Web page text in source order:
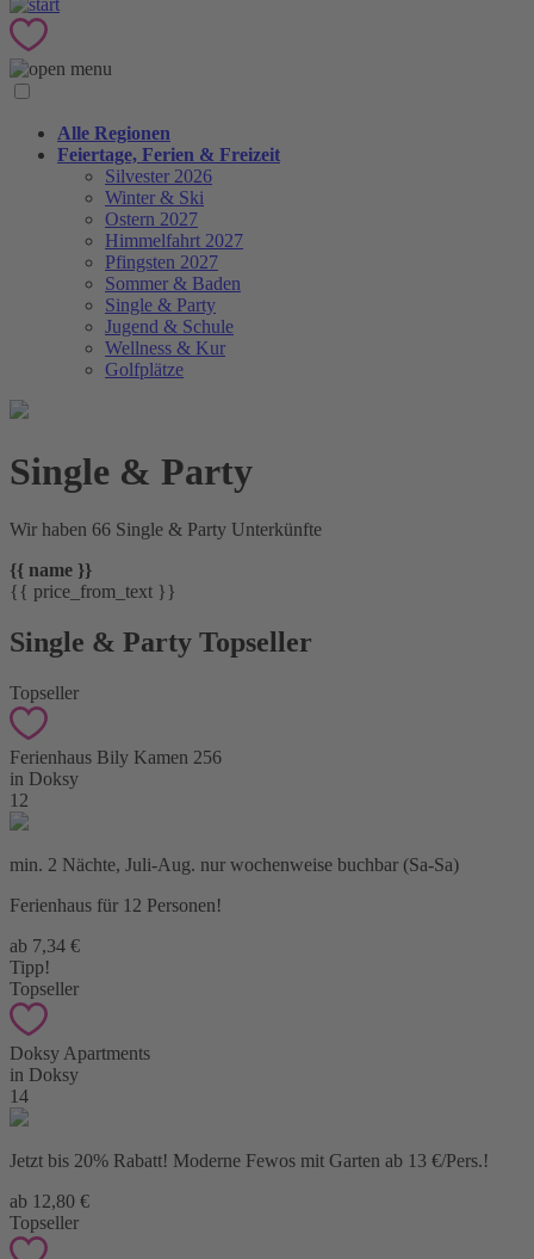
Alle Regionen
Feiertage, Ferien & Freizeit
Silvester 2026
Winter & Ski
Ostern 2027
Himmelfahrt 2027
Pfingsten 2027
Sommer & Baden
Single & Party
Jugend & Schule
Wellness & Kur
Golfplätze
Single & Party
Wir haben 66 Single & Party Unterkünfte
{{ name }}
{{ price_from_text }}
Single & Party Topseller
Topseller
Ferienhaus Bily Kamen 256
in Doksy
12
min. 2 Nächte, Juli-Aug. nur wochenweise buchbar (Sa-Sa)
Ferienhaus für 12 Personen!
ab 7,34 €
Tipp!
Topseller
Doksy Apartments
in Doksy
14
Jetzt bis 20% Rabatt! Moderne Fewos mit Garten ab 13 €/Pers.!
ab 12,80 €
Topseller